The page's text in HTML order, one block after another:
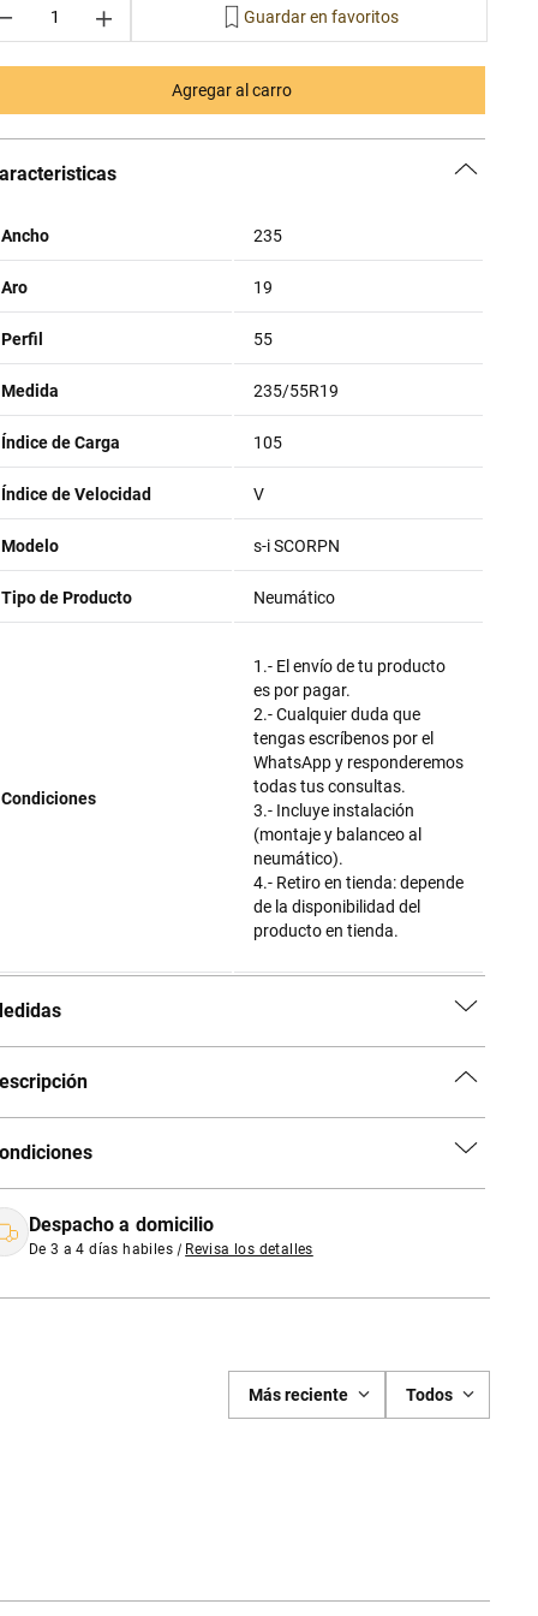
＋
Agregar al carro
Ancho 235
Aro 19
Perfil 55
Medida 235/55R19
Índice de Carga 105
Índice de Velocidad V
Modelo s-i SCORPN
Tipo de Producto Neumático
Condiciones
1.- El envío de tu producto
es por pagar.
2.- Cualquier duda que
tengas escríbenos por el
WhatsApp y responderemos
todas tus consultas.
3.- Incluye instalación
(montaje y balanceo al
neumático).
4.- Retiro en tienda: depende
de la disponibilidad del
producto en tienda.
Despacho a domicilio
De 3 a 4 días habiles | Revisa los detalles
Más reciente Todos